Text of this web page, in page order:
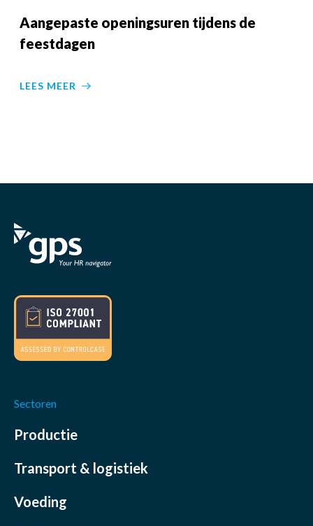
Aangepaste openingsuren tijdens de
feestdagen
LEES MEER
Sectoren
Productie
Transport & logistiek
Voeding